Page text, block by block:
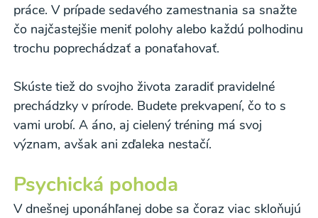
práce. V prípade sedavého zamestnania sa snažte
čo najčastejšie meniť polohy alebo každú polhodinu
trochu poprechádzať a ponaťahovať.
Skúste tiež do svojho života zaradiť pravidelné
prechádzky v prírode. Budete prekvapení, čo to s
vami urobí. A áno, aj cielený tréning má svoj
význam, avšak ani zďaleka nestačí.
Psychická pohoda
V dnešnej uponáhľanej dobe sa čoraz viac skloňujú